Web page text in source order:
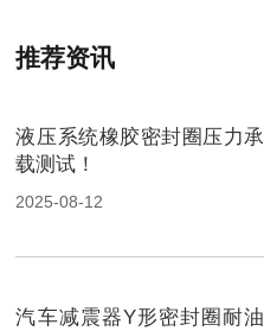
推荐资讯
液压系统橡胶密封圈压力承
载测试！
2025-08-12
汽车减震器Y形密封圈耐油